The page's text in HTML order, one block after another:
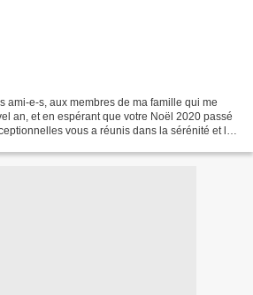
ami-e-s, aux membres de ma famille qui me
an, et en espérant que votre Noël 2020 passé
vous a réunis dans la sérénité et la